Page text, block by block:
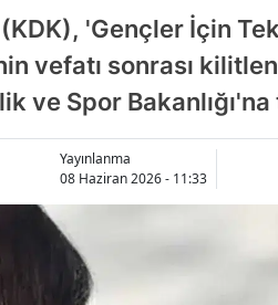
Balıkesir
Bilecik
Bingöl
Bitlis
Bolu
'Gençler İçin
vefatı sonrası
ve Spor
Yayınlanma
08 Haziran 2026 - 11:33